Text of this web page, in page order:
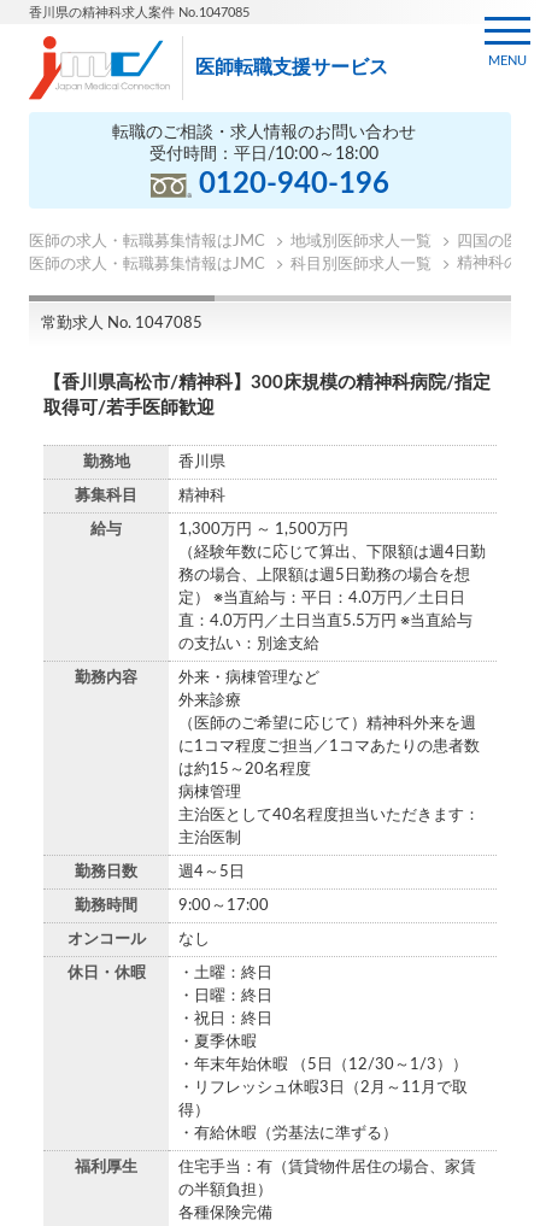
香川県の精神科求人案件 No.1047085
医師転職支援サービス
転職のご相談・求人情報のお問い合わせ
受付時間：平日/10:00～18:00
0120-940-196
MENU
医師の求人・転職募集情報はJMC 地域別医師求人一覧
四国の医師
医師の求人・転職募集情報はJMC
科目別医師求人一覧 精神科の医
常勤求人 No. 1047085
【香川県高松市/精神科】300床規模の精神科病院/指定
取得可/若手医師歓迎
勤務地 香川県
募集科目 精神科
給与
1,300万円 ～ 1,500万円
（経験年数に応じて算出、下限額は週4日勤
務の場合、上限額は週5日勤務の場合を想
定） ※当直給与：平日：4.0万円／土日日
直：4.0万円／土日当直5.5万円 ※当直給与
の支払い：別途支給
勤務内容
外来・病棟管理など
外来診療
（医師のご希望に応じて）精神科外来を週
に1コマ程度ご担当／1コマあたりの患者数
は約15～20名程度
病棟管理
主治医として40名程度担当いただきます：
主治医制
勤務日数 週4～5日
勤務時間 9:00～17:00
オンコール なし
休日・休暇
・土曜：終日
・日曜：終日
・祝日：終日
・夏季休暇
・年末年始休暇 （5日（12/30～1/3））
・リフレッシュ休暇3日（2月～11月で取
得）
・有給休暇（労基法に準ずる）
福利厚生
住宅手当：有（賃貸物件居住の場合、家賃
の半額負担）
各種保険完備